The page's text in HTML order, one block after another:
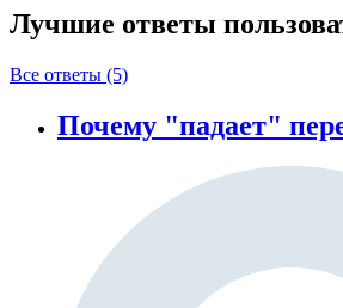
Лучшие ответы
Все ответы (5)
Почему "падает"